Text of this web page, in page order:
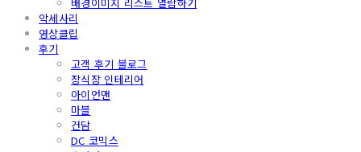
악세사리
영상클립
후기
고객 후기 블로그
장식장 인테리어
아이언맨
마블
건담
DC 코믹스